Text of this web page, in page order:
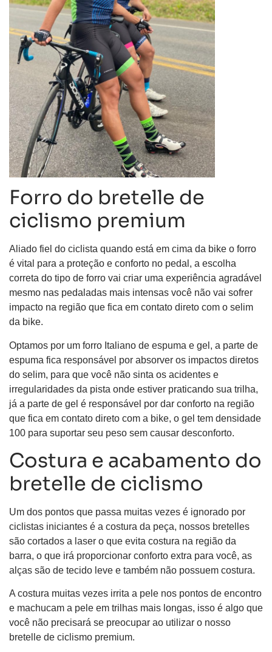
Forro do bretelle de
ciclismo premium
Aliado fiel do ciclista quando está em cima da bike o forro
é vital para a proteção e conforto no pedal, a escolha
correta do tipo de forro vai criar uma experiência agradável
mesmo nas pedaladas mais intensas você não vai sofrer
impacto na região que fica em contato direto com o selim
da bike.
Optamos por um forro Italiano de espuma e gel, a parte de
espuma fica responsável por absorver os impactos diretos
do selim, para que você não sinta os acidentes e
irregularidades da pista onde estiver praticando sua trilha,
já a parte de gel é responsável por dar conforto na região
que fica em contato direto com a bike, o gel tem densidade
100 para suportar seu peso sem causar desconforto.
Costura e acabamento do
bretelle de ciclismo
Um dos pontos que passa muitas vezes é ignorado por
ciclistas iniciantes é a costura da peça, nossos bretelles
são cortados a laser o que evita costura na região da
barra, o que irá proporcionar conforto extra para você, as
alças são de tecido leve e também não possuem costura.
A costura muitas vezes irrita a pele nos pontos de encontro
e machucam a pele em trilhas mais longas, isso é algo que
você não precisará se preocupar ao utilizar o nosso
bretelle de ciclismo premium.